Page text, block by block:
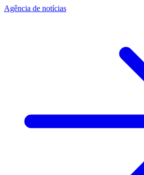
Agência de notícias